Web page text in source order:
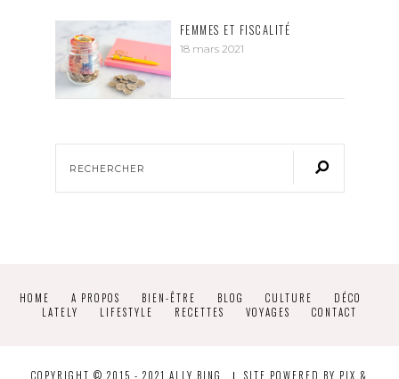
FEMMES ET FISCALITÉ
18 mars 2021
HOME A PROPOS BIEN-ÊTRE BLOG CULTURE
DÉCO
LATELY
LIFESTYLE RECETTES VOYAGES CONTACT
COPYRIGHT © 2015 - 2021 ALLY BING SITE POWERED BY PIX &